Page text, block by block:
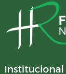
Institucional